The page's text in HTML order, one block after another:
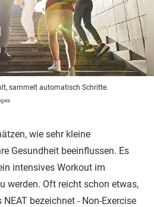
sammelt automatisch Schritte.
wie sehr kleine
Gesundheit beeinflussen. Es
intensives Workout im
werden. Oft reicht schon etwas,
bezeichnet - Non-Exercise